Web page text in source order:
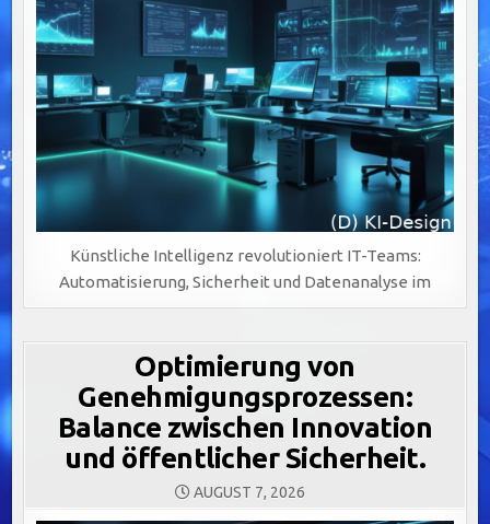
Künstliche Intelligenz revolutioniert IT-Teams:
Automatisierung, Sicherheit und Datenanalyse im
Optimierung von
Genehmigungsprozessen:
Balance zwischen Innovation
und öffentlicher Sicherheit.
AUGUST 7, 2026